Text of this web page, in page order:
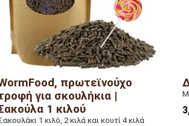
πρωτεϊνούχο
για σκουλήκια |
1 κιλού
1 κιλό, 2 κιλά και κουτί 4 κιλά